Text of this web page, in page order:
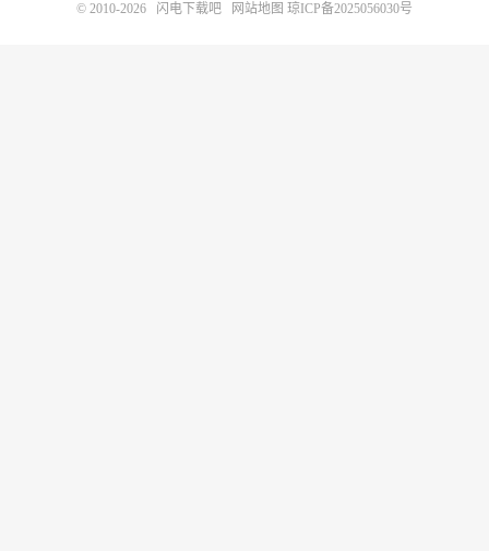
© 2010-2026 闪电下载吧 网站地图 琼ICP备2025056030号